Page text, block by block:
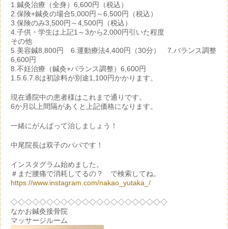
1.鍼灸治療（全身）6,600円（税込）
2.保険+鍼灸の場合5,000円～6,500円（税込）
3.保険のみ3,500円～4,500円（税込）
4.子供・学生は上記1～3から2,000円引いた程度
その他
5.美容鍼8,800円 6.運動療法4,400円（30分） 7.バランス調整
6,600円
8.不妊治療（鍼灸+バランス調整）6,600円
1.5.6.7.8は初診料が別途1,100円かかります。
現在通院中の患者様はこれまで通りです。
6か月以上間隔があくと上記価格になります。
一緒にがんばって治しましょう！
中尾院長は双子のパパです！
インスタグラム始めました。
＃まだ腰痛で消耗してるの？ で検索してね。
https://www.instagram.com/nakao_yutaka_/
◇◇◇◇◇◇◇◇◇◇◇◇◇◇◇◇◇◇◇◇◇◇
なかお鍼灸接骨院
マッサージルーム